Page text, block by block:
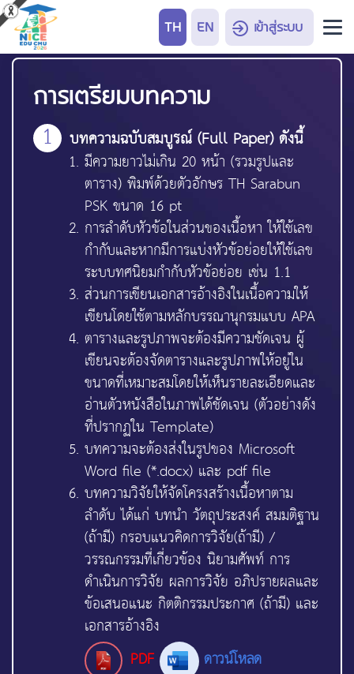
TH EN เข้าสู่ระบบ
การเตรียมบทความ
1 บทความฉบับสมบูรณ์ (Full Paper) ดังนี้
มีความยาวไม่เกิน 20 หน้า (รวมรูปและ
ตาราง) พิมพ์ด้วยตัวอักษร TH Sarabun
PSK ขนาด 16 pt
การลำดับหัวข้อในส่วนของเนื้อหา ให้ใช้เลข
กำกับและหากมีการแบ่งหัวข้อย่อยให้ใช้เลข
ระบบทศนิยมกำกับหัวข้อย่อย เช่น 1.1
ส่วนการเขียนเอกสารอ้างอิงในเนื้อความให้
เขียนโดยใช้ตามหลักบรรณานุกรมแบบ APA
ตารางและรูปภาพจะต้องมีความชัดเจน ผู้
เขียนจะต้องจัดตารางและรูปภาพให้อยู่ใน
ขนาดที่เหมาะสมโดยให้เห็นรายละเอียดและ
อ่านตัวหนังสือในภาพได้ชัดเจน (ตัวอย่างดัง
ที่ปรากฏใน Template)
บทความจะต้องส่งในรูปของ Microsoft
Word file (*.docx) และ pdf file
บทความวิจัยให้จัดโครงสร้างเนื้อหาตาม
ลำดับ ได้แก่ บทนำ วัตถุประสงค์ สมมติฐาน
(ถ้ามี) กรอบแนวคิดการวิจัย(ถ้ามี) /
วรรณกรรมที่เกี่ยวข้อง นิยามศัพท์ การ
ดำเนินการวิจัย ผลการวิจัย อภิปรายผลและ
ข้อเสนอแนะ กิตติกรรมประกาศ (ถ้ามี) และ
เอกสารอ้างอิง
PDF
ดาวน์โหลด